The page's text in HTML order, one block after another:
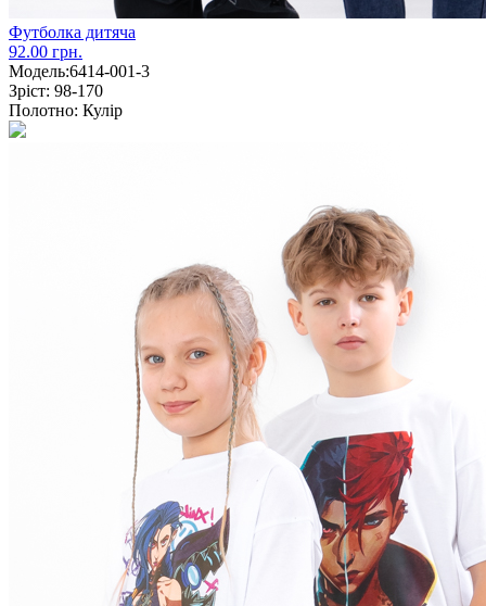
Футболка дитяча
92.00 грн.
Модель:6414-001-3
Зріст: 98-170
Полотно: Кулір